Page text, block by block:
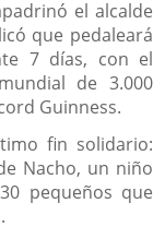
el alcalde
que pedaleará
7 días, con el
de 3.000
Guinness.
fin solidario:
Nacho, un niño
pequeños que